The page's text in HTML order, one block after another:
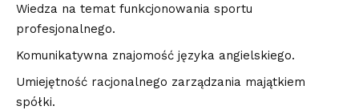
Wiedza na temat funkcjonowania sportu
profesjonalnego.
Komunikatywna znajomość języka angielskiego.
Umiejętność racjonalnego zarządzania majątkiem
spółki.